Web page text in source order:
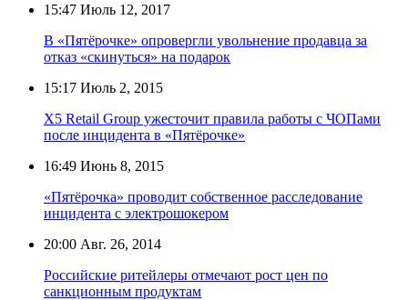
15:47 Июль 12, 2017
В «Пятёрочке» опровергли увольнение продавца за
отказ «скинуться» на подарок
15:17 Июль 2, 2015
X5 Retail Group ужесточит правила работы с ЧОПами
после инцидента в «Пятёрочке»
16:49 Июнь 8, 2015
«Пятёрочка» проводит собственное расследование
инцидента с электрошокером
20:00 Авг. 26, 2014
Российские ритейлеры отмечают рост цен по
санкционным продуктам